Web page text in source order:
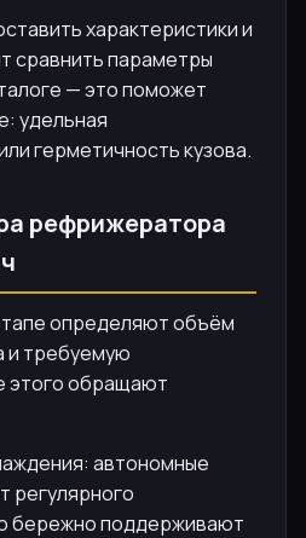
характеристики и
сравнить параметры
— это поможет
удельная
герметичность кузова.
рефрижератора
определяют объём
и требуемую
этого обращают
автономные
регулярного
бережно поддерживают